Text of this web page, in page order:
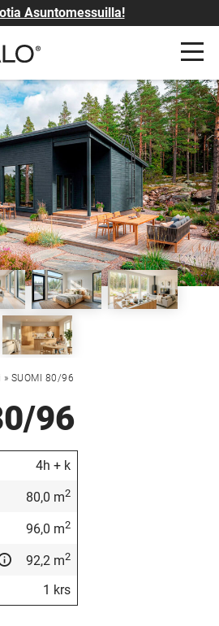
Asuntomessuilla!
» SUOMI 80/96
96
4h + k
80,0 m2
96,0 m2
92,2 m2
1 krs